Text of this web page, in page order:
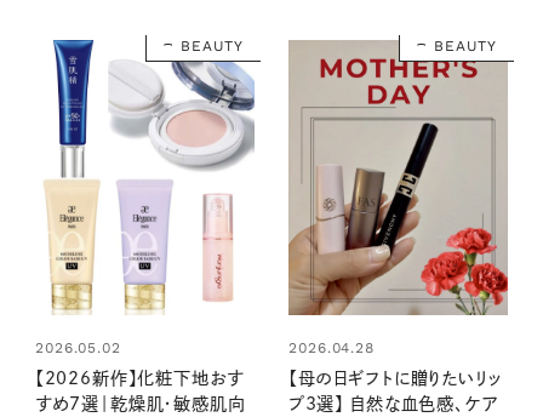
BEAUTY
2026.05.02
【2026新作】化粧下地おす
すめ7選｜乾燥肌・敏感肌向
BEAUTY
2026.04.28
【母の日ギフトに贈りたいリッ
プ3選】 自然な血色感、ケア